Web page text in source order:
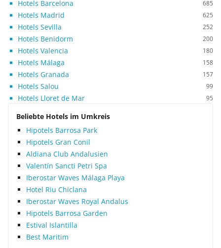
Hotels Barcelona
685
Hotels Madrid 625
Hotels Sevilla 252
Hotels Benidorm 200
Hotels Valencia 180
Hotels Málaga 158
Hotels Granada 157
Hotels Salou 99
Hotels Lloret de Mar 95
Beliebte Hotels im Umkreis
Hipotels Barrosa Park
Hipotels Gran Conil
Aldiana Club Andalusien
Valentín Sancti Petri Spa
Iberostar Waves Málaga Playa
Hotel Riu Chiclana
Iberostar Waves Royal Andalus
Hipotels Barrosa Garden
Estival Islantilla
Best Maritim